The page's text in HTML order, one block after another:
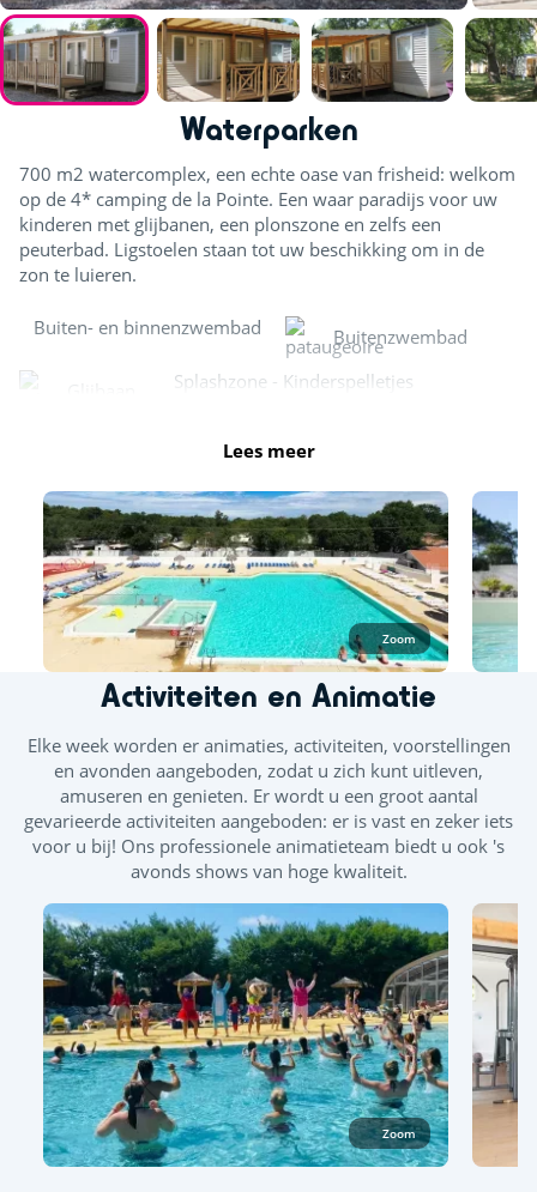
Waterparken
700 m2 watercomplex, een echte oase van frisheid: welkom
op de 4* camping de la Pointe. Een waar paradijs voor uw
kinderen met glijbanen, een plonszone en zelfs een
peuterbad. Ligstoelen staan tot uw beschikking om in de
zon te luieren.
Buiten- en binnenzwembad Buitenzwembad
Splashzone - Kinderspelletjes
Bubbelbaden - Balneotherapiebanken
Lees meer
Zoom
Activiteiten en Animatie
Elke week worden er animaties, activiteiten, voorstellingen
en avonden aangeboden, zodat u zich kunt uitleven,
amuseren en genieten. Er wordt u een groot aantal
gevarieerde activiteiten aangeboden: er is vast en zeker iets
voor u bij! Ons professionele animatieteam biedt u ook 's
avonds shows van hoge kwaliteit.
Zoom